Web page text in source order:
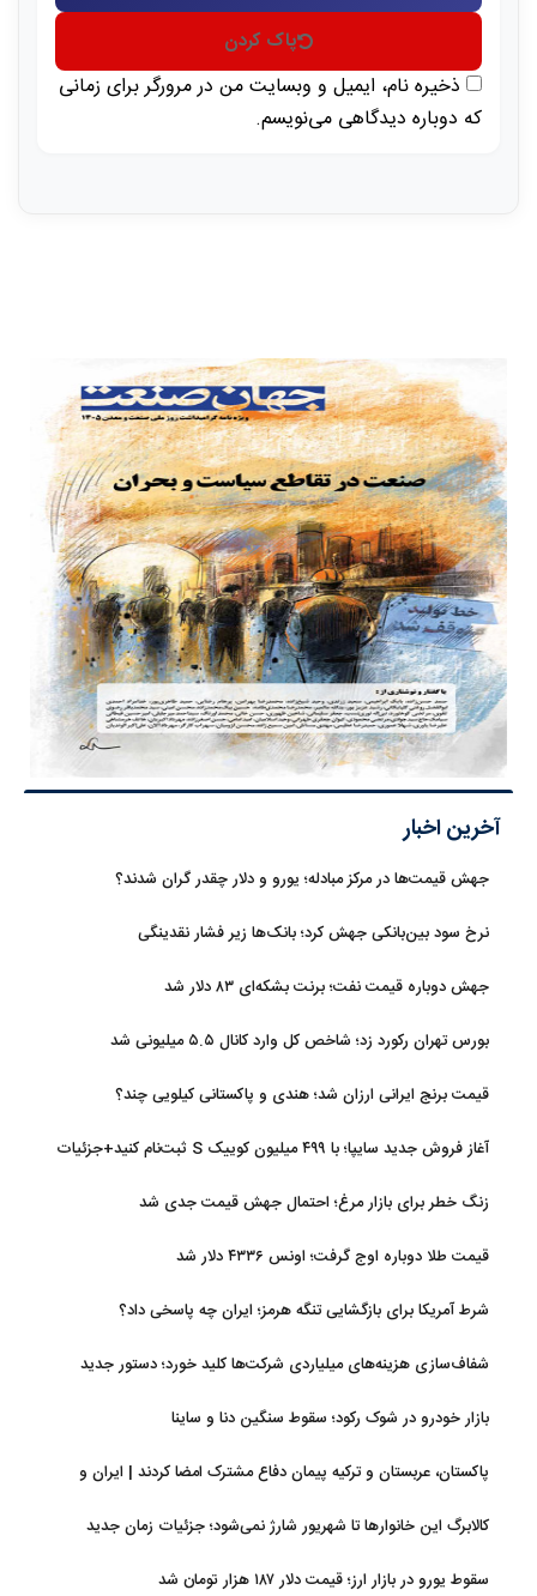
پاک کردن
ذخیره نام، ایمیل و وبسایت من در مرورگر برای زمانی
که دوباره دیدگاهی می‌نویسم.
آخرین اخبار
جهش قیمت‌ها در مرکز مبادله؛ یورو و دلار چقدر گران شدند؟
نرخ سود بین‌بانکی جهش کرد؛ بانک‌ها زیر فشار نقدینگی
جهش دوباره قیمت نفت؛ برنت بشکه‌ای ۸۳ دلار شد
بورس تهران رکورد زد؛ شاخص کل وارد کانال ۵.۵ میلیونی شد
قیمت برنج ایرانی ارزان شد؛ هندی و پاکستانی کیلویی چند؟
آغاز فروش جدید سایپا؛ با ۴۹۹ میلیون کوییک S ثبت‌نام کنید+جزئیات
زنگ خطر برای بازار مرغ؛ احتمال جهش قیمت جدی شد
قیمت طلا دوباره اوج گرفت؛ اونس ۴۳۳۶ دلار شد
شرط آمریکا برای بازگشایی تنگه هرمز؛ ایران چه پاسخی داد؟
شفاف‌سازی هزینه‌های میلیاردی شرکت‌ها کلید خورد؛ دستور جدید
بازار خودرو در شوک رکود؛ سقوط سنگین دنا و ساینا
پاکستان، عربستان و ترکیه پیمان دفاع مشترک امضا کردند | ایران و
کالابرگ این خانوارها تا شهریور شارژ نمی‌شود؛ جزئیات زمان جدید
سقوط یورو در بازار ارز؛ قیمت دلار ۱۸۷ هزار تومان شد